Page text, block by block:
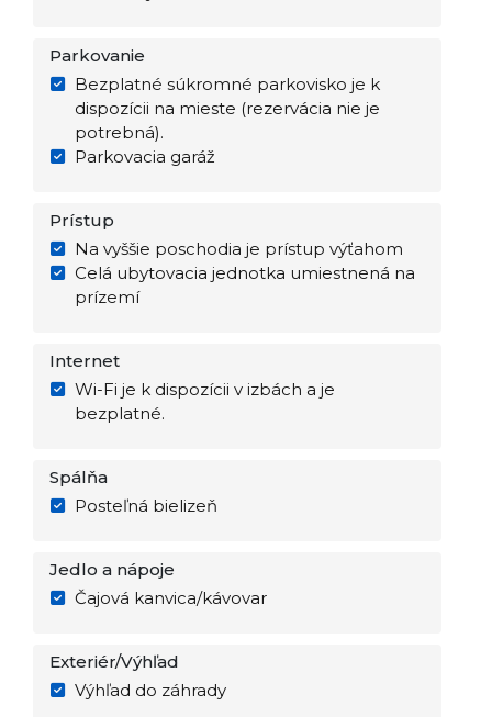
Parkovanie
Bezplatné súkromné parkovisko je k
dispozícii na mieste (rezervácia nie je
potrebná).
Parkovacia garáž
Prístup
Na vyššie poschodia je prístup výťahom
Celá ubytovacia jednotka umiestnená na
prízemí
Internet
Wi-Fi je k dispozícii v izbách a je
bezplatné.
Spálňa
Posteľná bielizeň
Jedlo a nápoje
Čajová kanvica/kávovar
Exteriér/Výhľad
Výhľad do záhrady